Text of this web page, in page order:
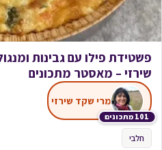
פשטידת פילו עם גבינות
שירזי – מאסטר מתכונים
101 מתכונים
מרי שקד שירזי
חלבי